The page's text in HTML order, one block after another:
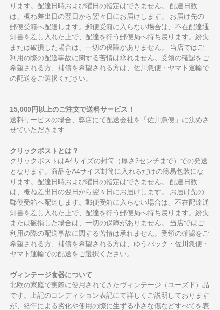
ります。配達日時および曜日の指定はできません。 配達日数
は、概ね差出日の翌日から翌々日にお届けします。 お届け先の
郵便受箱へ配達します。郵便受箱に入らない場合は、不在配達通
知書を差し入れた上で、配達を行う郵便局へ持ち戻ります。紛失
または破損した場合は、一切の保障がありません。 当店ではご
利用の際の配送事故に関する苦情は承れません。受領の確認をご
希望される方、補償を希望される方は、佐川急便・ヤマト運輸で
の配送をご選択ください。
15,000円以上のご注文で送料サービス！
送料サービスの場合、弊店にて配送会社を「佐川急便」に決めさ
せていただきます
クリックポストとは？
クリックポストはA4サイズの封筒（厚さ3センチまで）での発送
となります。商品をA4サイズ封筒に入れるだけの簡易包装にな
ります。配達日時および曜日の指定はできません。 配達日数
は、概ね差出日の翌日から翌々日にお届けします。 お届け先の
郵便受箱へ配達します。郵便受箱に入らない場合は、不在配達通
知書を差し入れた上で、配達を行う郵便局へ持ち戻ります。紛失
または破損した場合は、一切の保障がありません。 当店ではご
利用の際の配送事故に関する苦情は承れません。受領の確認をご
希望される方、補償を希望される方は、ゆうパック・佐川急便・
ヤマト運輸での配送をご選択ください。
ヴィンテージ食器について
北欧の家庭で実際に使用されてきたヴィンテージ（ユーズド）品
です。上記のコンディション表記にて詳しくご説明しております
が、経年による劣化や使用の際に生ずる小さな傷などすべてを表